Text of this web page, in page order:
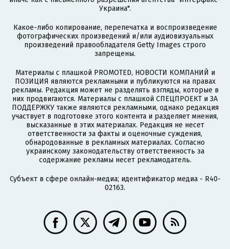
Украина".
Какое-либо копирование, перепечатка и воспроизведение
фотографических произведений и/или аудиовизуальных
произведений правообладателя Getty Images строго
запрещены.
Материалы с плашкой PROMOTED, НОВОСТИ КОМПАНИЙ и
ПОЗИЦИЯ являются рекламными и публикуются на правах
рекламы. Редакция может не разделять взгляды, которые в
них продвигаются. Материалы с плашкой СПЕЦПРОЕКТ и ЗА
ПОДДЕРЖКУ также являются рекламными, однако редакция
участвует в подготовке этого контента и разделяет мнения,
высказанные в этих материалах. Редакция не несет
ответственности за факты и оценочные суждения,
обнародованные в рекламных материалах. Согласно
украинскому законодательству ответственность за
содержание рекламы несет рекламодатель.
Субъект в сфере онлайн-медиа; идентификатор медиа - R40-
02163.